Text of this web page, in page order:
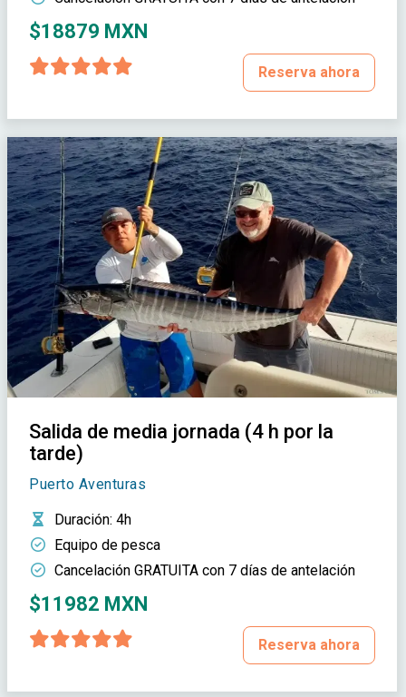
$18879 MXN
Reserva ahora
Salida de media jornada (4 h por la
tarde)
Puerto Aventuras
Duración: 4h
Equipo de pesca
Cancelación GRATUITA con 7 días de antelación
$11982 MXN
Reserva ahora